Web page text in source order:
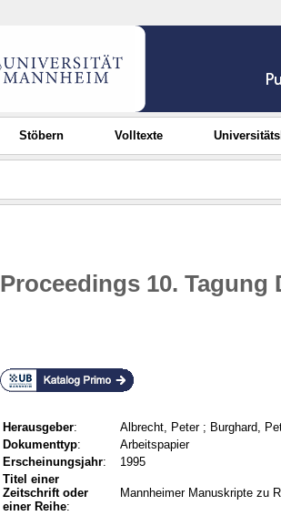
Stöbern Volltexte
Proceedings 10. Tagung
Herausgeber: Albrecht, Peter ; Burghard,
Dokumenttyp:
Arbeitspapier
Erscheinungsjahr:
1995
Titel einer
Zeitschrift oder
einer Reihe:
Mannheimer Manuskripte zu